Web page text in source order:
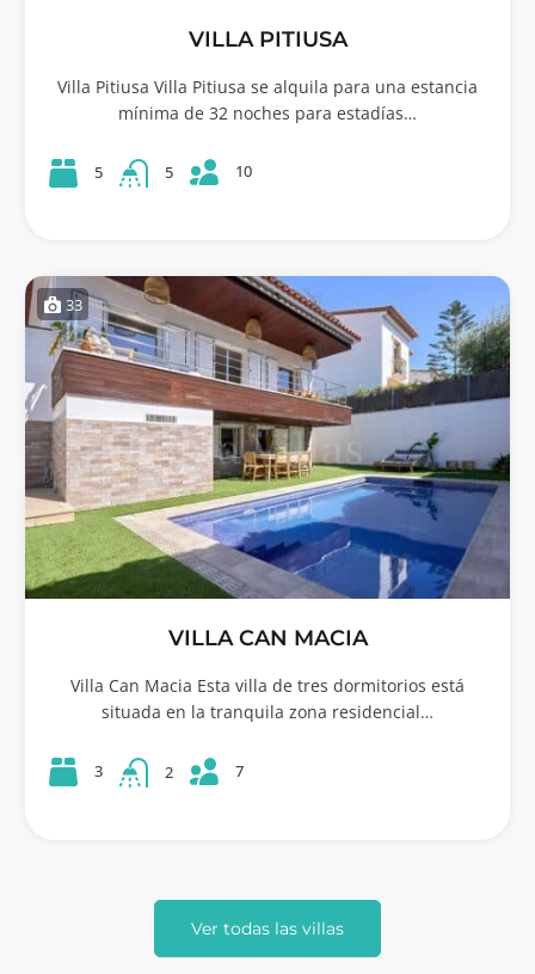
VILLA PITIUSA
Villa Pitiusa Villa Pitiusa se alquila para una estancia
mínima de 32 noches para estadías…
5 5 10
33
VILLA CAN MACIA
Villa Can Macia Esta villa de tres dormitorios está
situada en la tranquila zona residencial…
3 2 7
Ver todas las villas